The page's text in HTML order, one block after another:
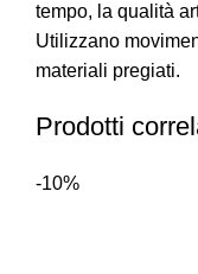
tempo, la qualità
Utilizzano
materiali pregiati.
Prodotti
-10%